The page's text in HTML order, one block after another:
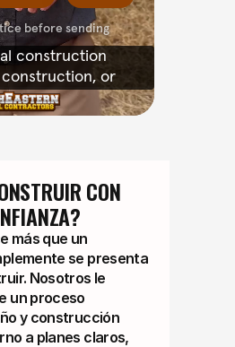
CON
más que un
se presenta
Nosotros le
un proceso
y construcción
a planes claros,